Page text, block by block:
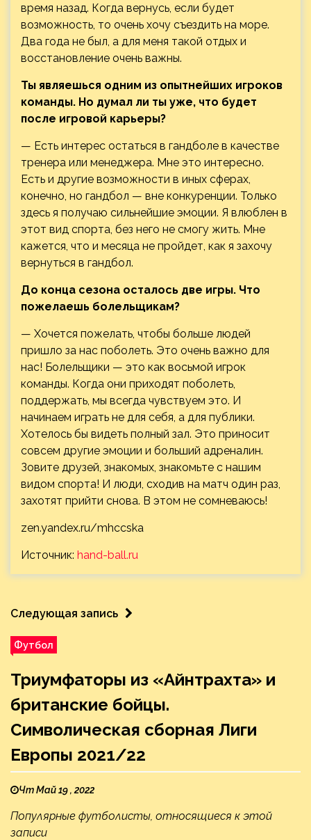
время назад. Когда вернусь, если будет
возможность, то очень хочу съездить на море.
Два года не был, а для меня такой отдых и
восстановление очень важны.
Ты являешься одним из опытнейших игроков
команды. Но думал ли ты уже, что будет
после игровой карьеры?
— Есть интерес остаться в гандболе в качестве
тренера или менеджера. Мне это интересно.
Есть и другие возможности в иных сферах,
конечно, но гандбол — вне конкуренции. Только
здесь я получаю сильнейшие эмоции. Я влюблен в
этот вид спорта, без него не смогу жить. Мне
кажется, что и месяца не пройдет, как я захочу
вернуться в гандбол.
До конца сезона осталось две игры. Что
пожелаешь болельщикам?
— Хочется пожелать, чтобы больше людей
пришло за нас поболеть. Это очень важно для
нас! Болельщики — это как восьмой игрок
команды. Когда они приходят поболеть,
поддержать, мы всегда чувствуем это. И
начинаем играть не для себя, а для публики.
Хотелось бы видеть полный зал. Это приносит
совсем другие эмоции и больший адреналин.
Зовите друзей, знакомых, знакомьте с нашим
видом спорта! И люди, сходив на матч один раз,
захотят прийти снова. В этом не сомневаюсь!
zen.yandex.ru/mhccska
Источник: hand-ball.ru
Следующая запись
Футбол
Триумфаторы из «Айнтрахта» и
британские бойцы.
Символическая сборная Лиги
Европы 2021/22
Чт Май 19 , 2022
Популярные футболисты, относящиеся к этой
записи